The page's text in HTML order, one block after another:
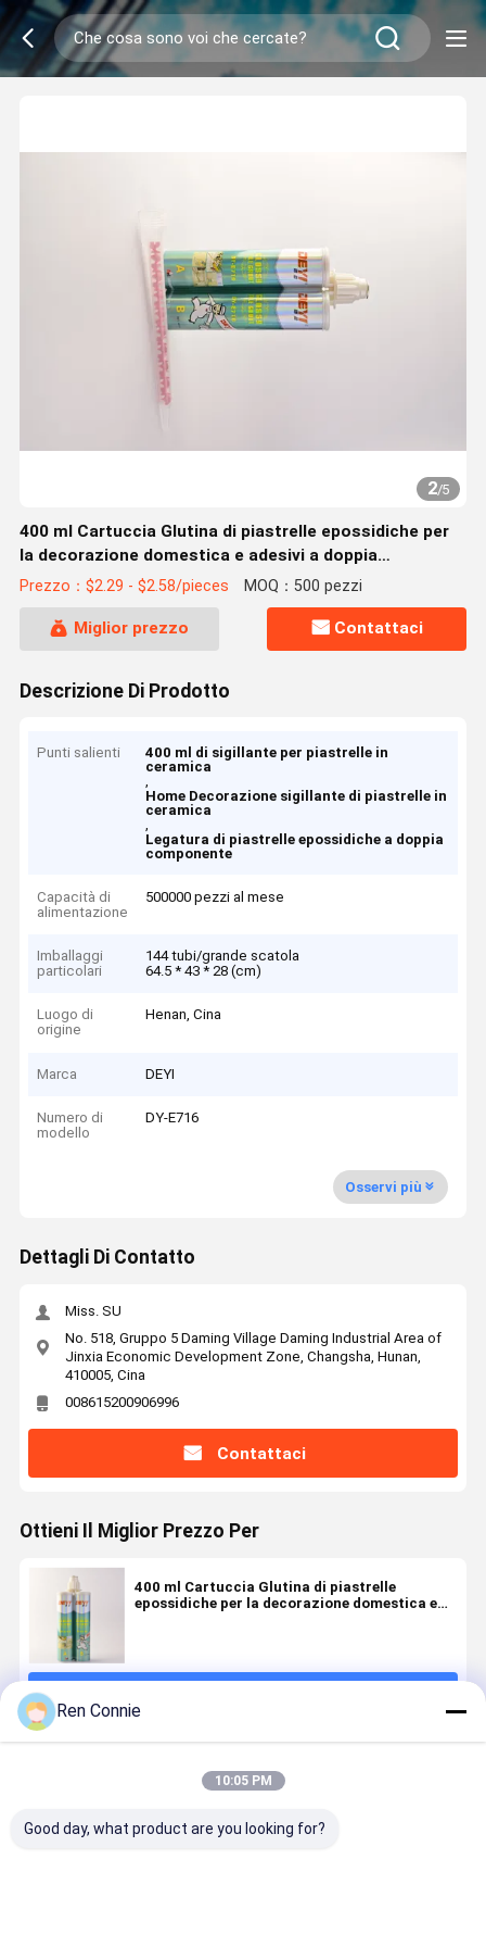
2/5
400 ml Cartuccia Glutina di piastrelle epossidiche per
la decorazione domestica e adesivi a doppia
componente
Prezzo：$2.29 - $2.58/pieces MOQ：500 pezzi
Miglior prezzo Contattaci
Descrizione Di Prodotto
Punti salienti
400 ml di sigillante per piastrelle in
ceramica
,
Home Decorazione sigillante di piastrelle in
ceramica
,
Legatura di piastrelle epossidiche a doppia
componente
Capacità di
alimentazione
500000 pezzi al mese
Imballaggi
particolari
144 tubi/grande scatola
64.5 * 43 * 28 (cm)
Luogo di
origine
Henan, Cina
Marca DEYI
Numero di
modello
DY-E716
Osservi più
Dettagli Di Contatto
Miss. SU
No. 518, Gruppo 5 Daming Village Daming Industrial Area of
Jinxia Economic Development Zone, Changsha, Hunan,
410005, Cina
008615200906996
Contattaci
Ottieni Il Miglior Prezzo Per
400 ml Cartuccia Glutina di piastrelle
epossidiche per la decorazione domestica e
Prodotti Raccomandati
Ren Connie
10:05 PM
Good day, what product are you looking for?